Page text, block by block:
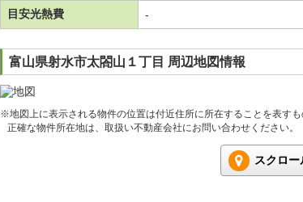
目安光熱費 -
富山県射水市太閤山１丁目 周辺地図情報
※地図上に表示される物件の位置は付近住所に所在することを表す
正確な物件所在地は、取扱い不動産会社にお問い合わせください。
スクロ